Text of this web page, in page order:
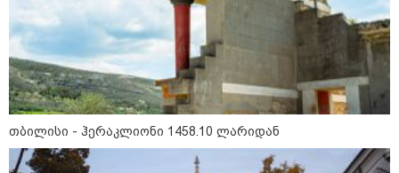
12:20 / 04-08-2026
"როცა კანონიკიდან
გამომდინარე, მართებულად
მიგვაჩნია, რომ ადამიანის
გასვენება ტაძრიდან არ მოხდეს,
ეს მგლოვიარეს ისეთი
რომ შფოთვა არ დაიბადოს" -
დედა სიდონია
კატეგორიის ყველა სიახლე
თბილისი - ჰერაკლიონი 1458.10 ლარიდან